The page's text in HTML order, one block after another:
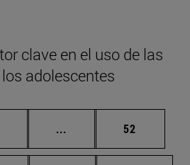
clave en el uso de las
adolescentes
... Páginas intermedias
Página
52